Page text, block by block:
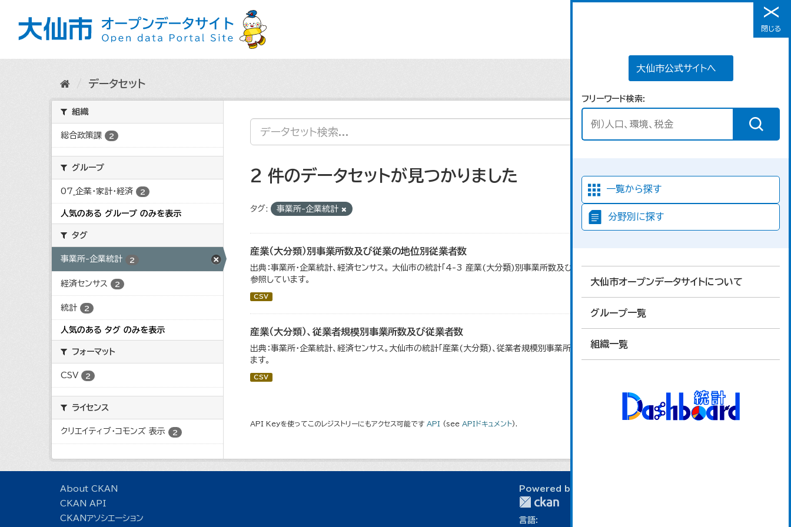
メニュー
大仙市公式サイトへ
フリーワード検索
一覧から探す
分野別に探す
大仙市オープンデータサイトについて
グループ一覧
組織一覧
閉じる
データセット
組織
総合政策課 2
グループ
07_企業・家計・経済 2
人気のある グループ のみを表示
タグ
事業所-企業統計 2
経済センサス 2
統計 2
人気のある タグ のみを表示
フォーマット
CSV 2
ライセンス
クリエイティブ・コモンズ 表示 2
2 件のデータセットが見つかりました
タグ: 事業所-企業統計
産業（大分類）別事業所数及び従業の地位別従業者数
出典：事業所・企業統計、経済センサス。 大仙市の統計「4-3 産業(大分類)別事業所数及び従業上の地位別従業者数」のデータを
参照しています。
CSV
産業（大分類）、従業者規模別事業所数及び従業者数
出典：事業所・企業統計、経済センサス。大仙市の統計「産業(大分類)、従業者規模別事業所数及び従業者数」のデータを参照してい
ます。
CSV
API Keyを使ってこのレジストリーにもアクセス可能です API (see APIドキュメント).
About CKAN
CKAN API
CKANアソシエーション
Powered by
言語